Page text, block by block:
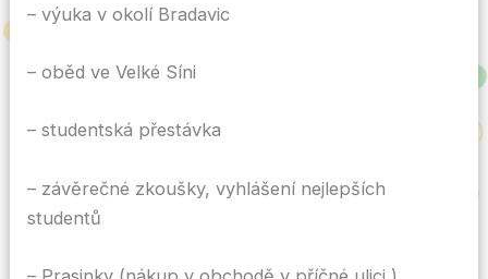
– výuka v okolí Bradavic
– oběd ve Velké Síni
– studentská přestávka
– závěrečné zkoušky, vyhlášení nejlepších
studentů